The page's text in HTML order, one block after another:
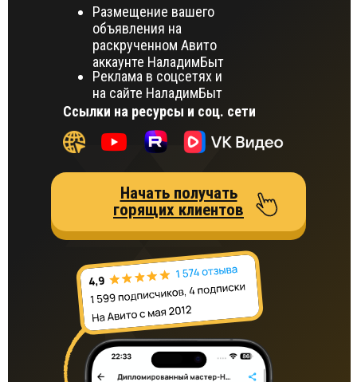
Размещение вашего
объявления на
раскрученном Авито
аккаунте НаладимБыт
Реклама в соцсетях и
на сайте НаладимБыт
Ссылки на ресурсы и соц. сети
Начать получать
горящих клиентов